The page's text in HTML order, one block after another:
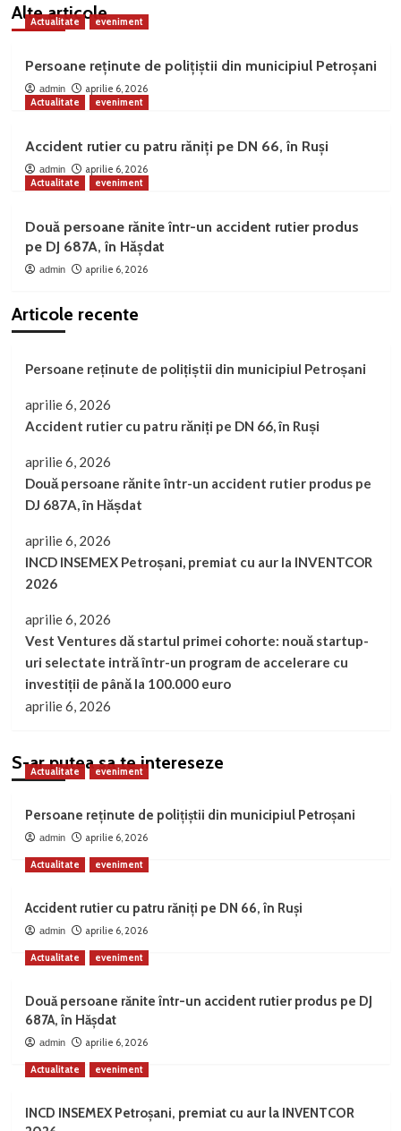
Alte articole
Actualitate eveniment
Persoane reținute de polițiștii din municipiul Petroșani
admin
aprilie 6, 2026
Actualitate
eveniment
Accident rutier cu patru răniți pe DN 66, în Ruși
admin
aprilie 6, 2026
Actualitate
eveniment
Două persoane rănite într-un accident rutier produs
pe DJ 687A, în Hășdat
admin aprilie 6, 2026
Articole recente
Persoane reținute de polițiștii din municipiul Petroșani
aprilie 6, 2026
Accident rutier cu patru răniți pe DN 66, în Ruși
aprilie 6, 2026
Două persoane rănite într-un accident rutier produs pe
DJ 687A, în Hășdat
aprilie 6, 2026
INCD INSEMEX Petroșani, premiat cu aur la INVENTCOR
2026
aprilie 6, 2026
Vest Ventures dă startul primei cohorte: nouă startup-
uri selectate intră într-un program de accelerare cu
investiții de până la 100.000 euro
aprilie 6, 2026
S-ar putea sa te intereseze
Actualitate eveniment
Persoane reținute de polițiștii din municipiul Petroșani
admin aprilie 6, 2026
Actualitate eveniment
Accident rutier cu patru răniți pe DN 66, în Ruși
admin aprilie 6, 2026
Actualitate eveniment
Două persoane rănite într-un accident rutier produs pe DJ
687A, în Hășdat
admin aprilie 6, 2026
Actualitate eveniment
INCD INSEMEX Petroșani, premiat cu aur la INVENTCOR